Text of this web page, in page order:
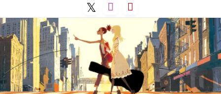
al
contenido